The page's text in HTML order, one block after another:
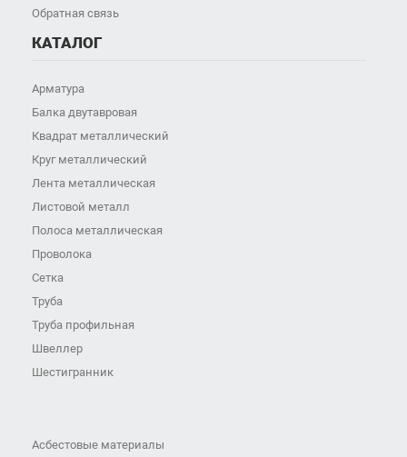
Обратная связь
КАТАЛОГ
Арматура
Балка двутавровая
Квадрат металлический
Круг металлический
Лента металлическая
Листовой металл
Полоса металлическая
Проволока
Сетка
Труба
Труба профильная
Швеллер
Шестигранник
Асбестовые материалы